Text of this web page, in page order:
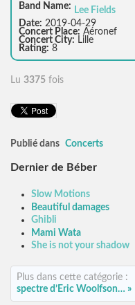
Band Name: Lee Fields
Date: 2019-04-29
Concert Place: Aéronef
Concert City: Lille
Rating: 8
Lu 3375 fois
Publié dans Concerts
Dernier de Béber
Slow Motions
Beautiful damages
Ghibli
Mami Wata
She is not your shadow
Plus dans cette catégorie :
spectre d’Eric Woolfson… »